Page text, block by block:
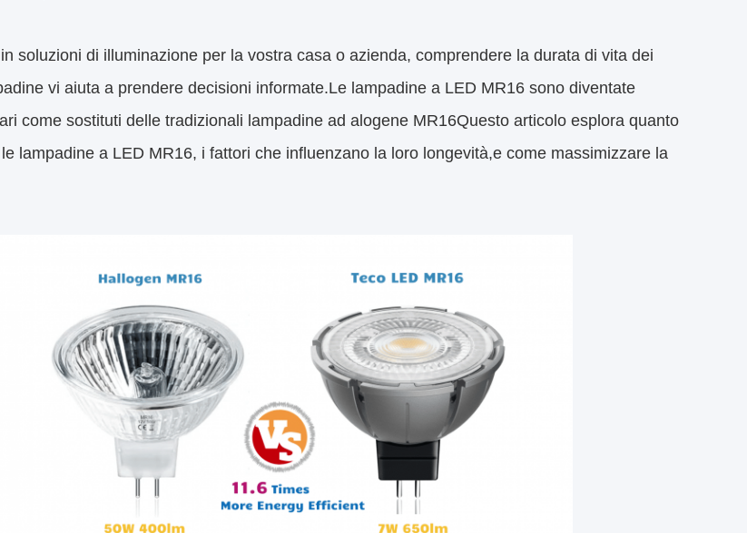
soluzioni di illuminazione per la vostra casa o azienda, comprendere la durata di vita dei
vi aiuta a prendere decisioni informate.Le lampadine a LED MR16 sono diventate
come sostituti delle tradizionali lampadine ad alogene MR16Questo articolo esplora quanto
lampadine a LED MR16, i fattori che influenzano la loro longevità,e come massimizzare la